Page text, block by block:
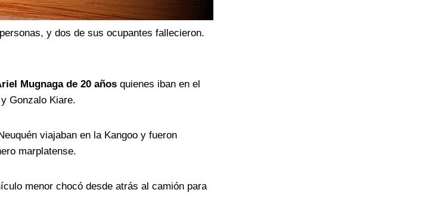
y dos de sus ocupantes fallecieron.
Mugnaga de 20 añosquienes iban en el
Gonzalo Kiare.
viajaban en la Kangoo y fueron
marplatense.
menor chocó desde atrás al camión para